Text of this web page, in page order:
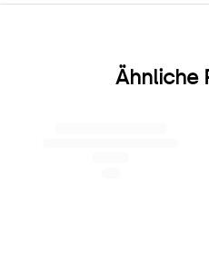
Ähnliche